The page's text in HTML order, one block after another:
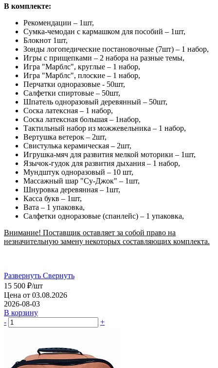
В комплекте:
Рекомендации – 1шт,
Сумка-чемодан с кармашком для пособий – 1шт,
Блокнот 1шт,
Зонды логопедические постановочные (7шт) – 1 набор,
Игры с прищепками – 2 набора на разные темы,
Игра "Марблс", круглые – 1 набор,
Игра "Марблс", плоские – 1 набор,
Перчатки одноразовые - 50шт,
Салфетки спиртовые – 50шт,
Шпатель одноразовый деревянный – 50шт,
Соска латексная – 1 набор,
Соска латексная большая – 1набор,
Тактильный набор из можжевельника – 1 набор,
Вертушка ветерок – 2шт,
Свистулька керамическая – 2шт,
Игрушка-мяч для развития мелкой моторики – 1шт,
Язычок-гудок для развития дыхания – 1 набор,
Мундштук одноразовый – 10 шт,
Массажный шар "Су-Джок" – 1шт,
Шнуровка деревянная – 1шт,
Касса букв – 1шт,
Вата – 1 упаковка,
Салфетки одноразовые (спанлейс) – 1 упаковка,
Внимание! Поставщик оставляет за собой право на
незначительную замену некоторых составляющих комплекта.
Развернуть Свернуть
15 500 ₽/шт
Цена от 03.08.2026
2026-08-03
В корзину
-
+